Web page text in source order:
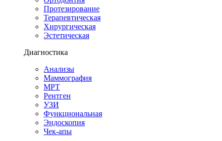
Протезирование
Терапевтическая
Хирургическая
Эстетическая
Диагностика
Анализы
Маммография
МРТ
Рентген
УЗИ
Функциональная
Эндоскопия
Чек-апы